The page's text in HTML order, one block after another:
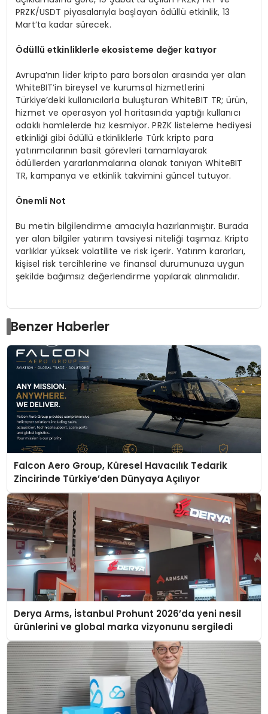
PRZK/USDT piyasalarıyla başlayan ödüllü etkinlik, 13
Mart’ta kadar sürecek.
Ödüllü etkinliklerle ekosisteme değer katıyor
Avrupa’nın lider kripto para borsaları arasında yer alan
WhiteBIT’in bireysel ve kurumsal hizmetlerini
Türkiye’deki kullanıcılarla buluşturan WhiteBIT TR; ürün,
hizmet ve operasyon yol haritasında yaptığı kullanıcı
odaklı hamlelerde hız kesmiyor. PRZK listeleme hediyesi
etkinliği gibi ödüllü etkinliklerle Türk kripto para
yatırımcılarının basit görevleri tamamlayarak
ödüllerden yararlanmalarına olanak tanıyan WhiteBIT
TR, kampanya ve etkinlik takvimini güncel tutuyor.
Önemli Not
Bu metin bilgilendirme amacıyla hazırlanmıştır. Burada
yer alan bilgiler yatırım tavsiyesi niteliği taşımaz. Kripto
varlıklar yüksek volatilite ve risk içerir. Yatırım kararları,
kişisel risk tercihlerine ve finansal durumunuza uygun
şekilde bağımsız değerlendirme yapılarak alınmalıdır.
Benzer Haberler
Falcon Aero Group, Küresel Havacılık Tedarik
Zincirinde Türkiye’den Dünyaya Açılıyor
Derya Arms, İstanbul Prohunt 2026’da yeni nesil
ürünlerini ve global marka vizyonunu sergiledi